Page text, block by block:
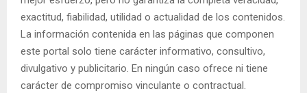
exactitud, fiabilidad, utilidad o actualidad de los contenidos.
La información contenida en las páginas que componen
este portal solo tiene carácter informativo, consultivo,
divulgativo y publicitario. En ningún caso ofrece ni tiene
carácter de compromiso vinculante o contractual.